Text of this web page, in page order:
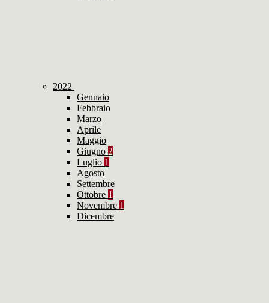
2022
Gennaio
Febbraio
Marzo
Aprile
Maggio
Giugno 2
Luglio 1
Agosto
Settembre
Ottobre 1
Novembre 1
Dicembre